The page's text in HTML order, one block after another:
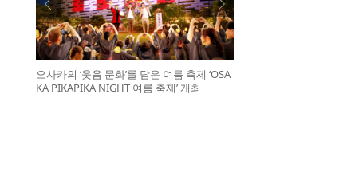
오사카의 ‘웃음 문화’를 담은 여름 축제 ‘OSA
KA PIKAPIKA NIGHT 여름 축제’ 개최